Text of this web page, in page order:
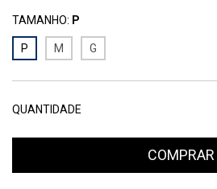
TAMANHO: P
P M G
QUANTIDADE